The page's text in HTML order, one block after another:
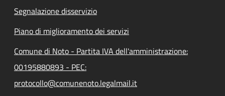
Segnalazione disservizio
Piano di miglioramento dei servizi
Comune di Noto - Partita IVA dell'amministrazione:
00195880893 - PEC:
protocollo@comunenoto.legalmail.it